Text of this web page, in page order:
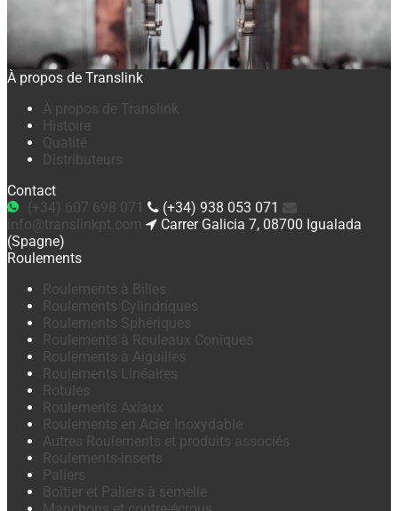
À propos de Translink
À propos de Translink
Histoire
Qualité
Distributeurs
Contact
(+34) 607 698 071
(+34) 938 053 071
info@translinkpt.com
Carrer Galicia 7, 08700 Igualada
(Spagne)
Roulements
Roulements à Billes
Roulements Cylindriques
Roulements Sphériques
Roulements à Rouleaux Coniques
Roulements à Aiguilles
Roulements Linéaires
Rotules
Roulements Axiaux
Roulements en Acier Inoxydable
Autres Roulements et produits associés
Roulements-inserts
Paliers
Boîtier et Paliers à semelle